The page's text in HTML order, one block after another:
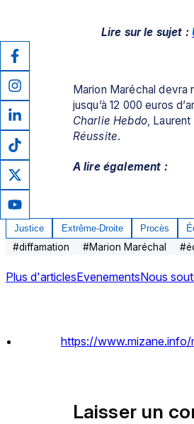
Lire sur le sujet :
Marion Maréchal devra
Charlie Hebdo,
Réussite.
A lire également :
Justice Extrême-Droite Procès
#diffamation #Marion Maréchal #
Plus d'articlesEvenementsNous
https://
Laisser un